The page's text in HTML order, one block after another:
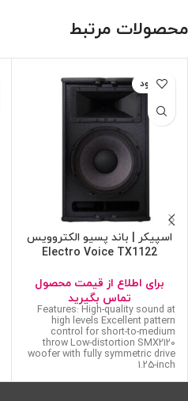
محصولات مرتبط
ناموجود
اسپیکر | باند پسیو الکتروویس
Electro Voice TX1122
برای اطلاع از قیمت محصول
تماس بگیرید
Features: High-quality sound at
high levels Excellent pattern
control for short-to-medium
throw Low-distortion SMX2120
woofer with fully symmetric drive
1.25-inch